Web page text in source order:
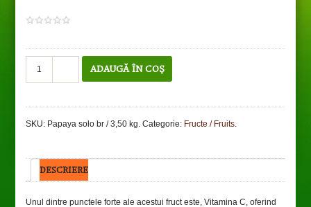
of
5
Papaya
3,50
ADAUGĂ ÎN COȘ
SKU: Papaya solo br / 3,50 kg. Categorie: Fructe / Fruits.
DESCRIERE
Unul dintre punctele forte ale acestui fruct este, Vitamina C, oferind